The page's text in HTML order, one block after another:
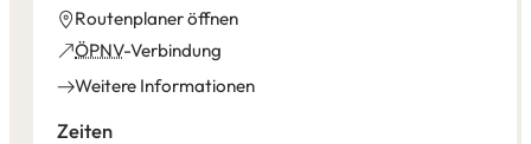
Routenplaner öffnen
(Öffnet
in
neuen
Tab)
ÖPNV-Verbindung
(Öffnet
in
neuen
Weitere Informationen
Zeiten